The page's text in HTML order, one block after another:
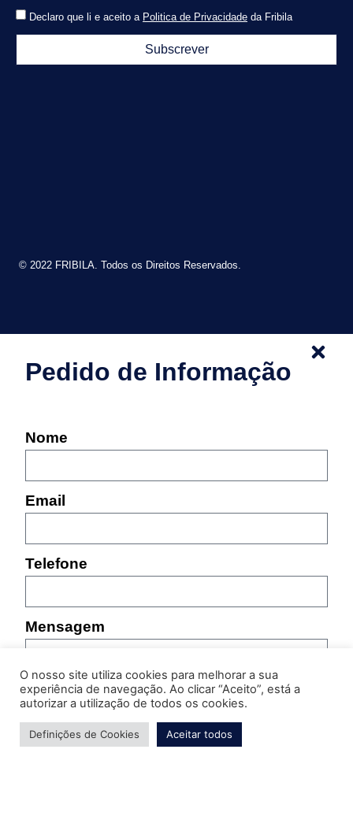
Declaro que li e aceito a Politica de Privacidade da Fribila
Subscrever
© 2022 FRIBILA. Todos os Direitos Reservados.
O nosso site utiliza cookies para melhorar a sua
experiência de navegação. Ao clicar “Aceito”, está a
autorizar a utilização de todos os cookies.
Definições de Cookies Aceitar todos
Pedido de Informação
Nome
Email
Telefone
Mensagem
Por favor, indique as características do produto sobre